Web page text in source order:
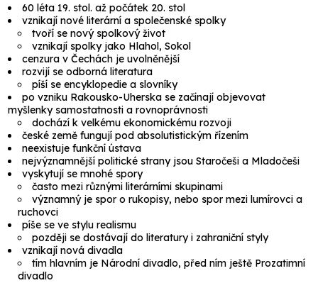
60 léta 19. stol. až počátek 20. stol
vznikají nové literární a společenské spolky
tvoří se nový spolkový život
vznikají spolky jako Hlahol, Sokol
cenzura v Čechách je uvolněnější
rozvijí se odborná literatura
píší se encyklopedie a slovníky
po vzniku Rakousko-Uherska se začínají objevovat
myšlenky samostatnosti a rovnoprávnosti
dochází k velkému ekonomickému rozvoji
české země fungují pod absolutistickým řízením
neexistuje funkční ústava
nejvýznamnější politické strany jsou Staročeši a Mladočeši
vyskytují se mnohé spory
často mezi různými literárními skupinami
významný je spor o rukopisy, nebo spor mezi lumírovci a
ruchovci
píše se ve stylu realismu
později se dostávají do literatury i zahraniční styly
vznikají nová divadla
tím hlavním je Národní divadlo, před ním ještě Prozatimní
divadlo